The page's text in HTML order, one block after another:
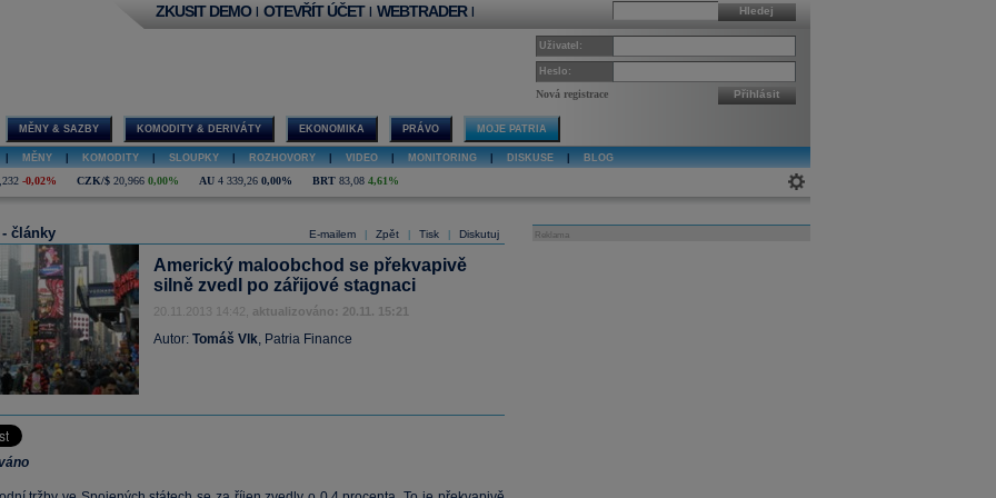
Hledej
ZKUSIT DEMO | OTEVŘÍT ÚČET | WEBTRADER |
Uživatel:
Heslo:
Nová registrace Přihlásit
MĚNY & SAZBY KOMODITY & DERIVÁTY EKONOMIKA PRÁVO MOJE PATRIA
MĚNY KOMODITY SLOUPKY ROZHOVORY VIDEO MONITORING DISKUSE BLOG
-0,02% CZK/$ 20,966 0,00% AU 4 339,26 0,00% BRT 83,08 4,61%
E-mailem Zpět Tisk Diskutuj
články
Americký maloobchod se překvapivě
silně zvedl po zářijové stagnaci
20.11.2013 14:42, aktualizováno: 20.11. 15:21
Autor: Tomáš Vlk, Patria Finance
Reklama